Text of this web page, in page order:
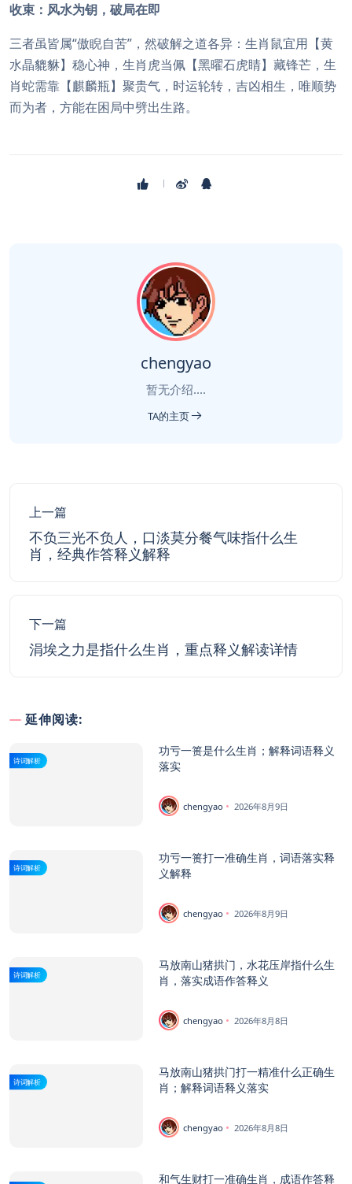
收束：风水为钥，破局在即
三者虽皆属“傲睨自苦”，然破解之道各异：生肖鼠宜用【黄
水晶貔貅】稳心神，生肖虎当佩【黑曜石虎睛】藏锋芒，生
肖蛇需靠【麒麟瓶】聚贵气，时运轮转，吉凶相生，唯顺势
而为者，方能在困局中劈出生路。
chengyao
暂无介绍....
TA的主页
上一篇
不负三光不负人，口淡莫分餐气味指什么生
肖，经典作答释义解释
下一篇
涓埃之力是指什么生肖，重点释义解读详情
延伸阅读:
诗词解析
功亏一篑是什么生肖；解释词语释义
落实
chengyao 2026年8月9日
诗词解析
功亏一篑打一准确生肖，词语落实释
义解释
chengyao 2026年8月9日
诗词解析
马放南山猪拱门，水花压岸指什么生
肖，落实成语作答释义
chengyao 2026年8月8日
诗词解析
马放南山猪拱门打一精准什么正确生
肖；解释词语释义落实
chengyao 2026年8月8日
和气生财打一准确生肖，成语作答释